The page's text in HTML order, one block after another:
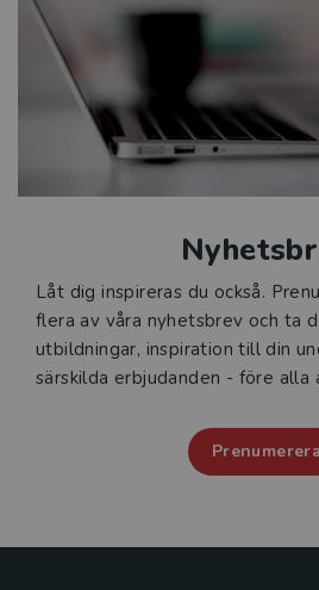
Låt dig inspireras du också.
flera av våra nyhetsbrev och ta
utbildningar, inspiration till din
särskilda erbjudanden - före alla
Prenumerera